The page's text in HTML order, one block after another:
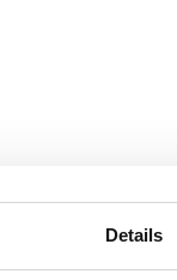
Details